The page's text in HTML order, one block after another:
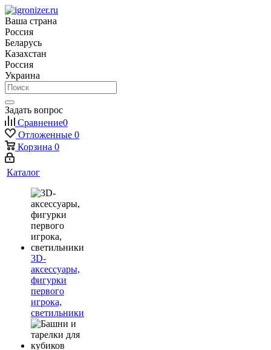
Ваша страна
Россия
Беларусь
Казахстан
Россия
Украина
Задать вопрос
Сравнение0
Отложенные 0
Корзина 0
Каталог
3D-
аксессуары,
фигурки
первого
игрока,
светильники